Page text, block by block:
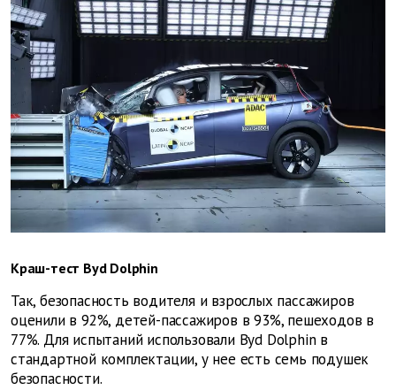
Краш-тест Byd Dolphin
Так, безопасность водителя и взрослых пассажиров
оценили в 92%, детей-пассажиров в 93%, пешеходов в
77%. Для испытаний использовали Byd Dolphin в
стандартной комплектации, у нее есть семь подушек
безопасности.